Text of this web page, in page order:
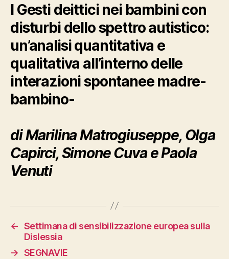
I Gesti deittici nei bambini con
disturbi dello spettro autistico:
un’analisi quantitativa e
qualitativa all’interno delle
interazioni spontanee madre-
bambino-
di Marilina Matrogiuseppe, Olga
Capirci, Simone Cuva e Paola
Venuti
← Settimana di sensibilizzazione europea sulla
Dislessia
→ SEGNAVIE